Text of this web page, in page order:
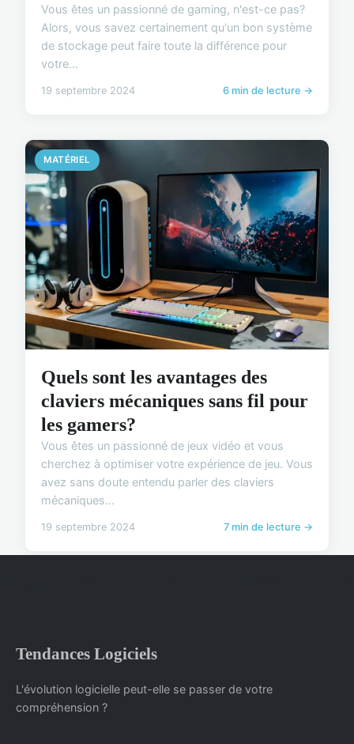
Vous êtes un passionné de gaming, n'est-ce pas?
Alors, vous savez certainement qu'un bon système
de stockage peut faire toute la différence pour
votre...
19 septembre 2024 6 min de lecture →
MATÉRIEL
Quels sont les avantages des
claviers mécaniques sans fil pour
les gamers?
Vous êtes un passionné de jeux vidéo et vous
cherchez à optimiser votre expérience de jeu. Vous
avez sans doute entendu parler des claviers
mécaniques...
19 septembre 2024 7 min de lecture →
Tendances Logiciels
L'évolution logicielle peut-elle se passer de votre
compréhension ?